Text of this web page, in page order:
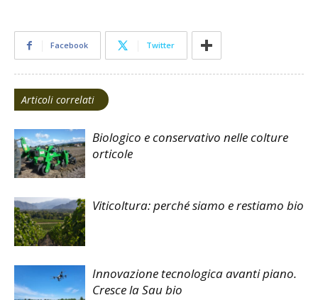
Facebook Twitter
Articoli correlati
Biologico e conservativo nelle colture
orticole
Viticoltura: perché siamo e restiamo bio
Innovazione tecnologica avanti piano.
Cresce la Sau bio